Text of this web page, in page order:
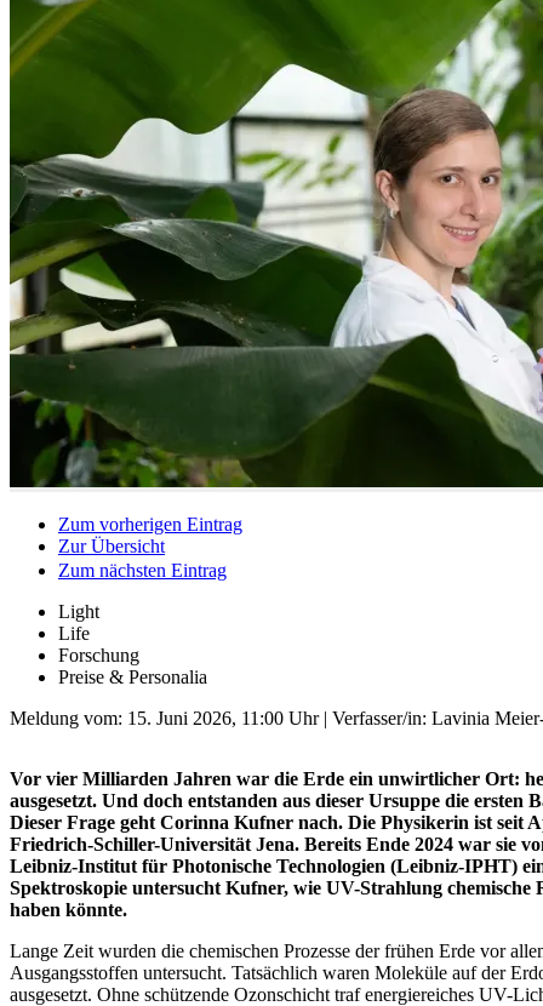
Zum vorherigen Eintrag
Zur Übersicht
Zum nächsten Eintrag
Light
Life
Forschung
Preise & Personalia
Meldung vom: 15. Juni 2026, 11:00 Uhr| Verfasser/in: Lavinia
Vor vier Milliarden Jahren war die Erde ein unwirtlicher Ort:
ausgesetzt. Und doch entstanden aus dieser Ursuppe die ersten
Dieser Frage geht Corinna Kufner nach. Die Physikerin ist seit
Friedrich-Schiller-Universität Jena. Bereits Ende 2024 war sie
Leibniz-Institut für Photonische Technologien (Leibniz-IPHT)
Spektroskopie untersucht Kufner, wie UV-Strahlung
haben könnte.
Lange Zeit wurden die chemischen Prozesse der frühen Erde vor
Ausgangsstoffen untersucht. Tatsächlich waren Moleküle auf der
ausgesetzt. Ohne schützende Ozonschicht traf energiereiches UV-